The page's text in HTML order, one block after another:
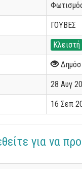
ΓΟΥΒΕΣ
Κλειστή
28 Αυγ
16 Σεπ
για να